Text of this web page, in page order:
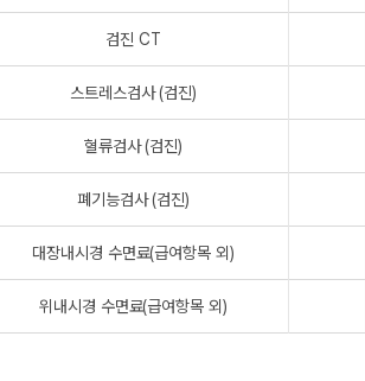
검진 CT
스트레스검사 (검진)
혈류검사 (검진)
폐기능검사 (검진)
대장내시경 수면료(급여항목 외)
위내시경 수면료(급여항목 외)